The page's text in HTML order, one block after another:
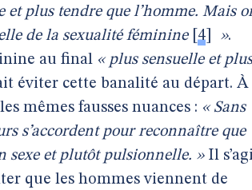
et plus tendre que l’homme. Mais
de la sexualité féminine[ 4 ».
au final « plus sensuelle et plus
éviter cette banalité au départ. À
mêmes fausses nuances : « Sans
s’accordent pour reconnaître que
sexe et plutôt pulsionnelle. »Il
que les hommes viennent de